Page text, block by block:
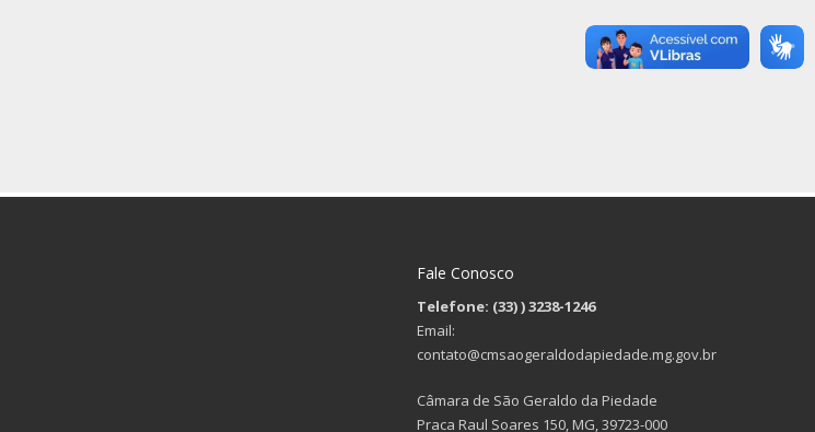
Fale Conosco
Telefone: (33)) 3238-1246
Email:
contato@cmsaogeraldodapiedade.mg.gov.br
Câmara de São Geraldo da Piedade
Praca Raul Soares 150, MG, 39723-000